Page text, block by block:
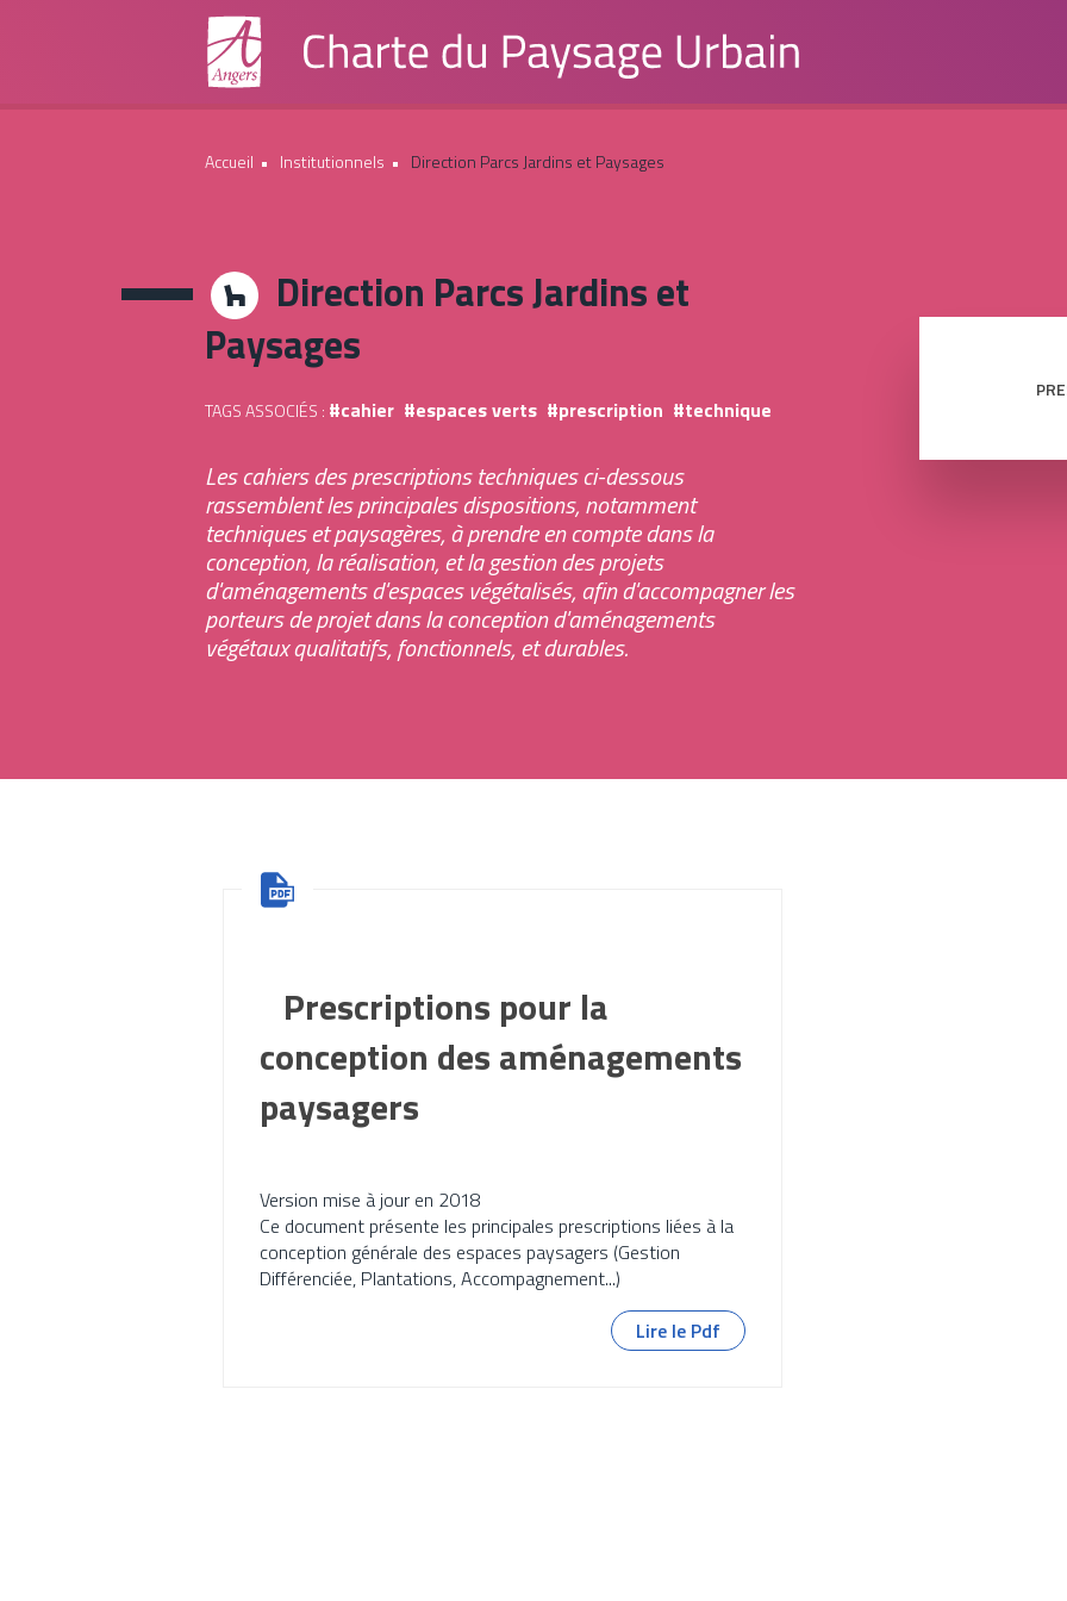
Grand Public
Boite à outils
Contacts
Tous les mobiliers urbains
Tous les revêtements urbains
Accueil Institutionnels Direction Parcs Jardins et Paysages
Direction Parcs Jardins et
Paysages
TAGS ASSOCIÉS : cahier espaces verts prescription technique
Les cahiers des prescriptions techniques ci-dessous
rassemblent les principales dispositions, notamment
techniques et paysagères, à prendre en compte dans la
conception, la réalisation, et la gestion des projets
d'aménagements d'espaces végétalisés, afin d'accompagner les
porteurs de projet dans la conception d'aménagements
végétaux qualitatifs, fonctionnels, et durables.
Prescriptions pour la
conception des aménagements
paysagers
Version mise à jour en 2018
Ce document présente les principales prescriptions liées à la
conception générale des espaces paysagers (Gestion
Différenciée, Plantations, Accompagnement...)
Lire le Pdf